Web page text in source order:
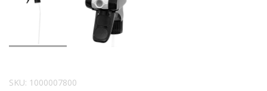
SKU: 1000007800